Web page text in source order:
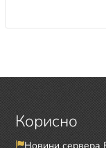
Корисно